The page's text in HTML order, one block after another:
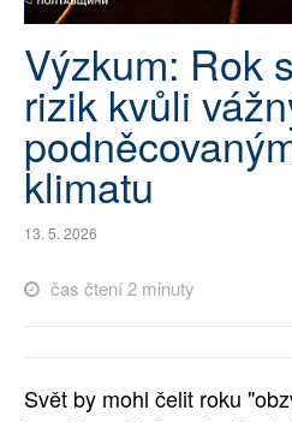
SOCIÁLNÍ SÍTĚ
RUBRIKY
PLNÁ VERZE STRÁNEK
Výzkum: Rok
rizik kvůli
klimatu
13. 5. 2026
čas čtení 2 minuty
Svět by mohl čelit roku